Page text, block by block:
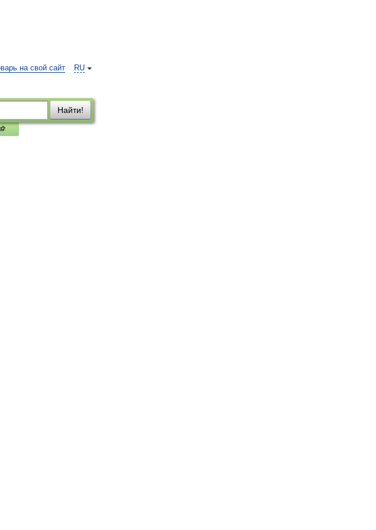
RU
на свой сайт
Найти!